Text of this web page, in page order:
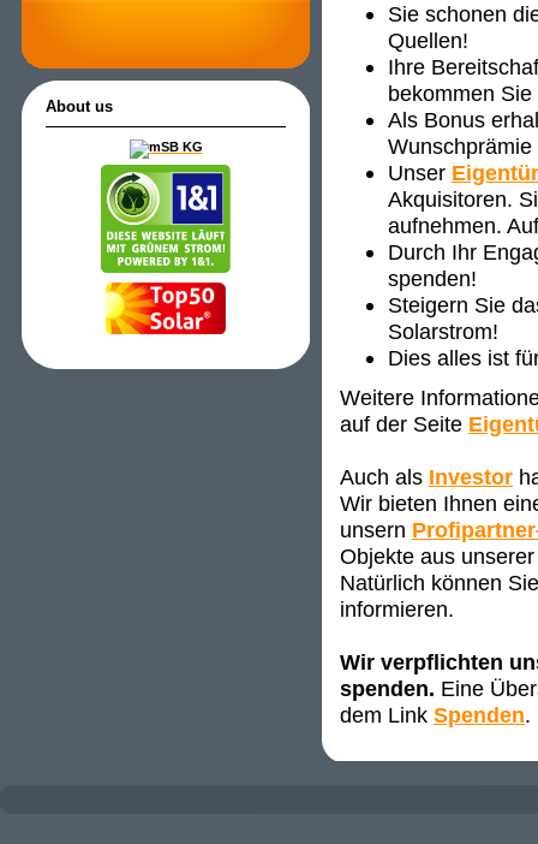
About us
Sie schonen
Quellen!
Ihre
bekommen
Als Bonus
Unser
Akquisitoren.
aufnehmen.
Durch Ihr
spenden!
Steigern Sie
Solarstrom!
Dies alles ist
Weitere
auf der Seite
Auch als Investor
Wir bieten Ihnen
unsern
Objekte aus
Natürlich können
informieren.
Wir verpflichten
spenden. Eine
dem Link Spenden.